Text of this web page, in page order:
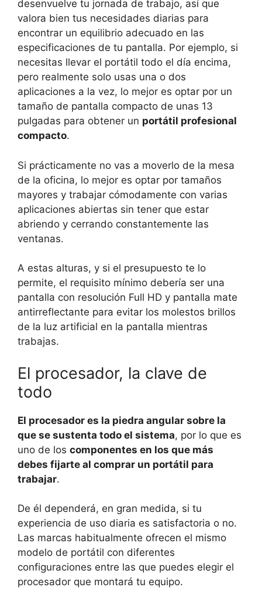
desenvuelve tu jornada de trabajo, así que
valora bien tus necesidades diarias para
encontrar un equilibrio adecuado en las
especificaciones de tu pantalla. Por ejemplo, si
necesitas llevar el portátil todo el día encima,
pero realmente solo usas una o dos
aplicaciones a la vez, lo mejor es optar por un
tamaño de pantalla compacto de unas 13
pulgadas para obtener un portátil profesional
compacto.
Si prácticamente no vas a moverlo de la mesa
de la oficina, lo mejor es optar por tamaños
mayores y trabajar cómodamente con varias
aplicaciones abiertas sin tener que estar
abriendo y cerrando constantemente las
ventanas.
A estas alturas, y si el presupuesto te lo
permite, el requisito mínimo debería ser una
pantalla con resolución Full HD y pantalla mate
antirreflectante para evitar los molestos brillos
de la luz artificial en la pantalla mientras
trabajas.
El procesador, la clave de
todo
El procesador es la piedra angular sobre la
que se sustenta todo el sistema, por lo que es
uno de los componentes en los que más
debes fijarte al comprar un portátil para
trabajar.
De él dependerá, en gran medida, si tu
experiencia de uso diaria es satisfactoria o no.
Las marcas habitualmente ofrecen el mismo
modelo de portátil con diferentes
configuraciones entre las que puedes elegir el
procesador que montará tu equipo.